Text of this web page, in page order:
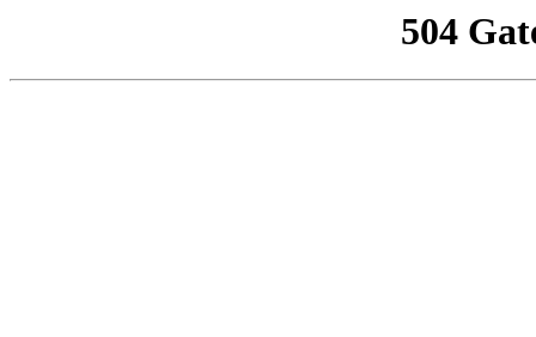
504